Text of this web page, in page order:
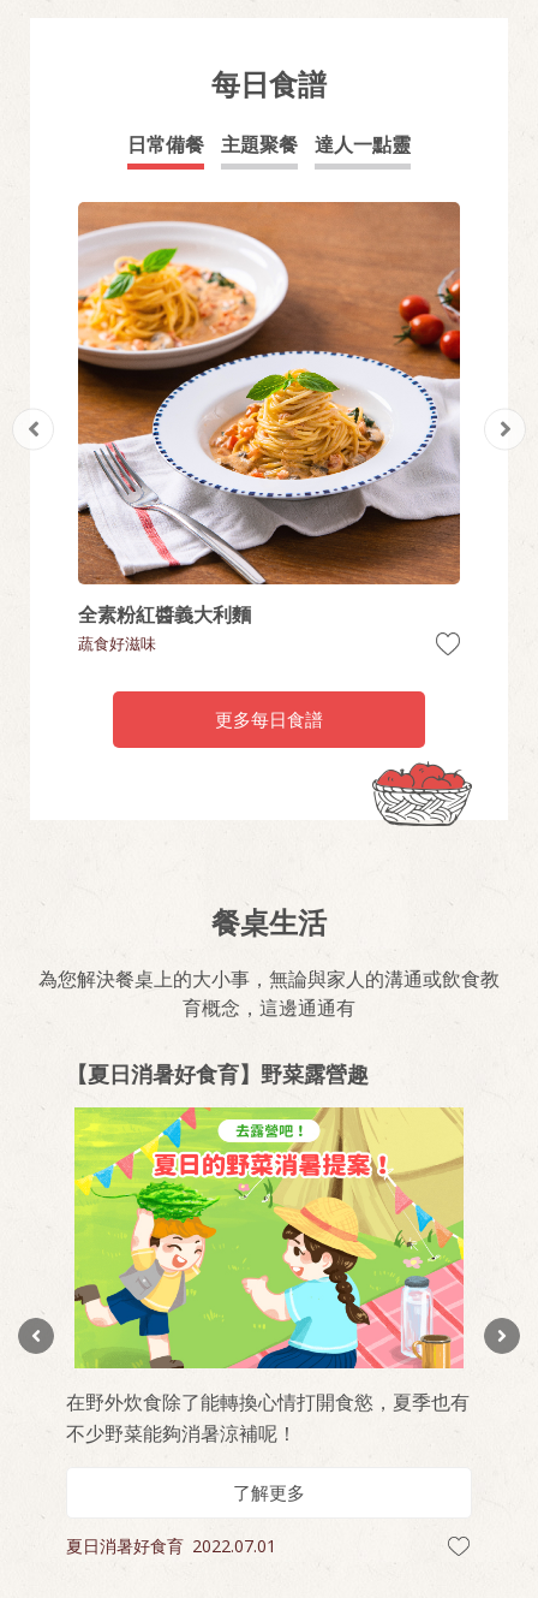
每日食譜
日常備餐 主題聚餐 達人一點靈
全素粉紅醬義大利麵
蔬食好滋味
更多每日食譜
餐桌生活
為您解決餐桌上的大小事，無論與家人的溝通或飲食教
育概念，這邊通通有
【夏日消暑好食育】野菜露營趣
在野外炊食除了能轉換心情打開食慾，夏季也有
不少野菜能夠消暑涼補呢！
了解更多
夏日消暑好食育 2022.07.01